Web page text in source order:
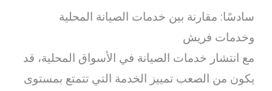
سادسًا: مقارنة بين خدمات الصيانة المحلية
وخدمات فريش
مع انتشار خدمات الصيانة في الأسواق المحلية، قد
يكون من الصعب تمييز الخدمة التي تتمتع بمستوى